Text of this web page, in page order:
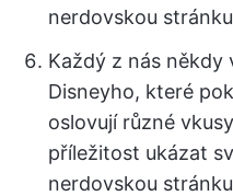
nerdovskou
Každý z nás někdy
Disneyho, které
oslovují různé
příležitost ukázat
nerdovskou